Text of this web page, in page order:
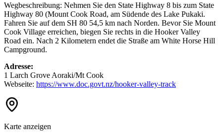
Wegbeschreibung: Nehmen Sie den State Highway 8 bis zum State
Highway 80 (Mount Cook Road, am Südende des Lake Pukaki.
Fahren Sie auf dem SH 80 54,5 km nach Norden. Bevor Sie Mount
Cook Village erreichen, biegen Sie rechts in die Hooker Valley
Road ein. Nach 2 Kilometern endet die Straße am White Horse Hill
Campground.
Adresse:
1 Larch Grove Aoraki/Mt Cook
Webseite: https://www.doc.govt.nz/hooker-valley-track
Karte anzeigen